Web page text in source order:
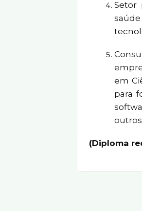
Setor
em
para
(Diploma